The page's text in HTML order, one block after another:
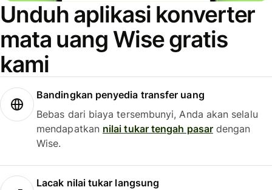
Unduh aplikasi konverter
mata uang Wise gratis
kami
Bandingkan penyedia transfer uang
Bebas dari biaya tersembunyi, Anda akan selalu
mendapatkan nilai tukar tengah pasardengan
Wise.
Lacak nilai tukar langsung